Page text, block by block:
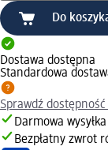
Do
Dostawa dostępna
Standardowa
Sprawdź
Darmowa wysyłka
Bezpłatny zwrot